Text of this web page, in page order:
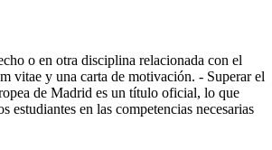
o en otra disciplina relacionada con el
vitae y una carta de motivación. - Superar el
de Madrid es un título oficial, lo que
en las competencias necesarias